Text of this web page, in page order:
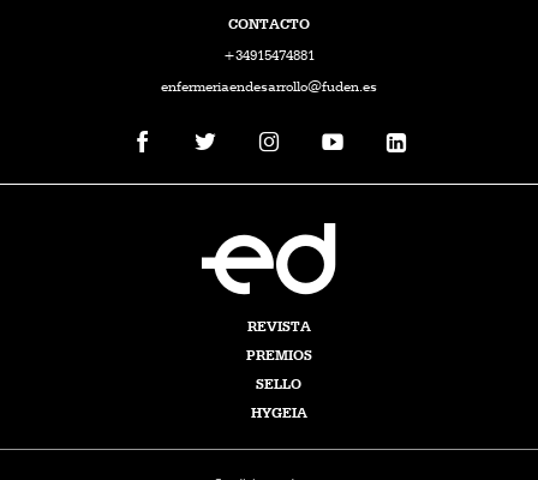
CONTACTO
+34915474881
enfermeriaendesarrollo@fuden.es
REVISTA
PREMIOS
SELLO
HYGEIA